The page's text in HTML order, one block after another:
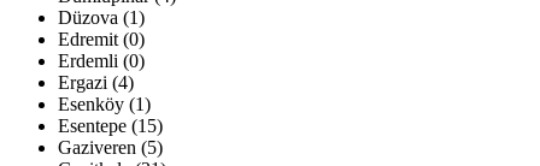
Düzova (1)
Edremit (0)
Erdemli (0)
Ergazi (4)
Esenköy (1)
Esentepe (15)
Gaziveren (5)